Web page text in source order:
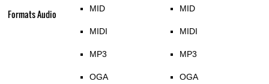
Formats Audio MID
MIDI
MP3
OGA
MID
MIDI
MP3
OGA